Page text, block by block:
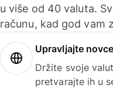
u više od 40 valuta.
računu, kad god vam
Upravljajte
Držite svoje
pretvarajte ih u